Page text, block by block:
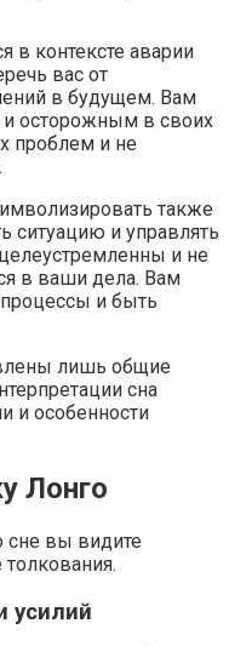
в контексте аварии
вас от
в будущем. Вам
осторожным в своих
проблем и не
также
ситуацию и управлять
и не
в ваши дела. Вам
и быть
лишь общие
сна
и особенности
Лонго
сне вы видите
усилий